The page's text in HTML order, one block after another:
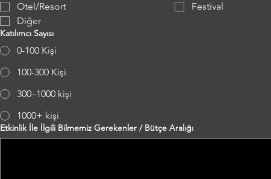
Otel/Resort
Festival
Diğer
Katılımcı Sayısı
0-100 Kişi
100-300 Kişi
300–1000 kişi
1000+ kişi
Etkinlik İle İlgili Bilmemiz Gerekenler / Bütçe Aralığı